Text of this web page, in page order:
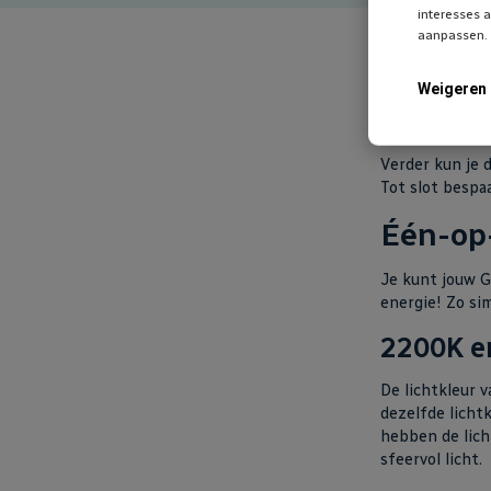
interesses
aanpassen.
Weigeren
Tevens uniek
en de Pro
Daarnaast
Verder kun je
Tot slot
Één-
Je kunt jouw
energie! Zo
2200K
De lichtkleur
dezelfde
hebben de
sfeervol licht.